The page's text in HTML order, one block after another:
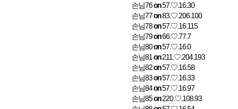
손님76on57.♡.16.30
손님77on83.♡.206.100
손님78on57.♡.16.115
손님79on66.♡.77.7
손님80on57.♡.16.0
손님81on211.♡.204.193
손님82on57.♡.16.58
손님83on57.♡.16.33
손님84on57.♡.16.97
손님85on220.♡.108.93